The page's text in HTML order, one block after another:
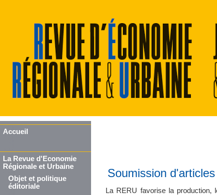
Accueil
La Revue d'Economie
Régionale et Urbaine
Objet et politique
éditoriale
Soumission
La RERU favorise la